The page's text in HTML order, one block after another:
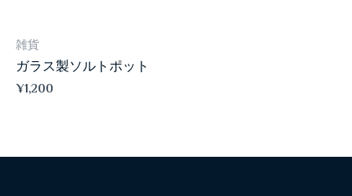
雑貨
ガラス製ソルトポット
¥1,200